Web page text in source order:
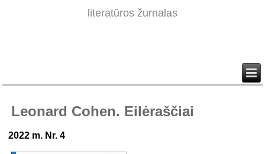
literatūros žurnalas
Leonard Cohen. Eilėraščiai
2022 m. Nr. 4